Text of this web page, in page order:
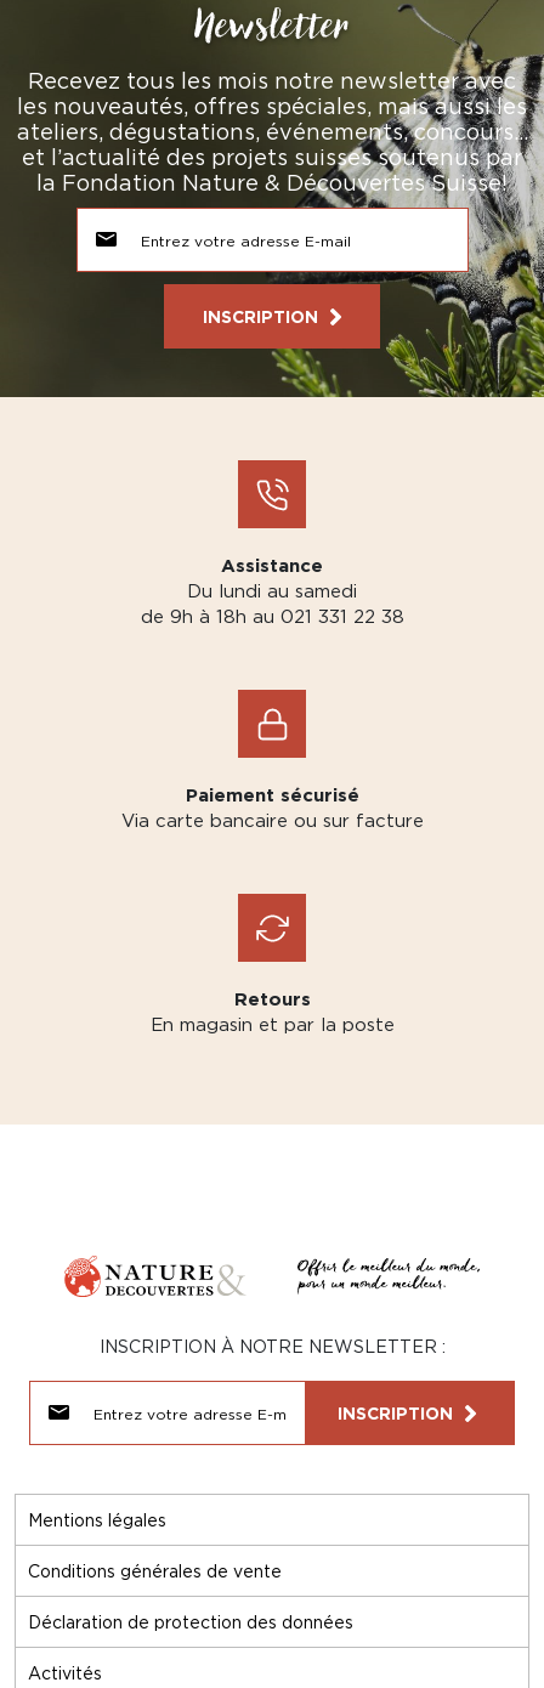
Newsletter
Recevez tous les mois notre newsletter avec
les nouveautés, offres spéciales, mais aussi les
ateliers, dégustations, événements, concours…
et l’actualité des projets suisses soutenus par
la Fondation Nature & Découvertes Suisse!
INSCRIPTION
Assistance
Du lundi au samedi
de 9h à 18h au 021 331 22 38
Paiement sécurisé
Via carte bancaire ou sur facture
Retours
En magasin et par la poste
Mentions légales
Conditions générales de vente
Déclaration de protection des données
Activités
INSCRIPTION À NOTRE NEWSLETTER :
INSCRIPTION